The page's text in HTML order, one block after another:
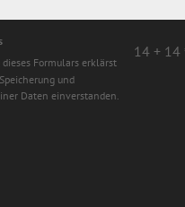
Formulars erklärst
und
Daten einverstanden.
14 + 14